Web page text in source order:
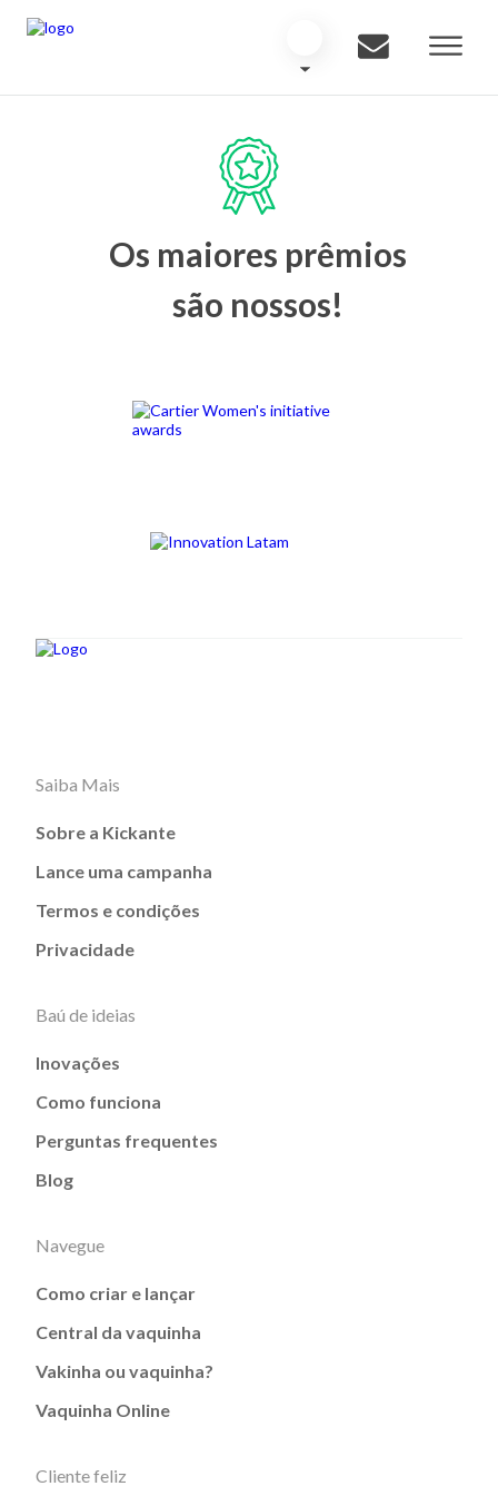
Os maiores prêmios
são nossos!
Saiba Mais
Sobre a Kickante
Lance uma campanha
Termos e condições
Privacidade
Baú de ideias
Inovações
Como funciona
Perguntas frequentes
Blog
Navegue
Como criar e lançar
Central da vaquinha
Vakinha ou vaquinha?
Vaquinha Online
Cliente feliz